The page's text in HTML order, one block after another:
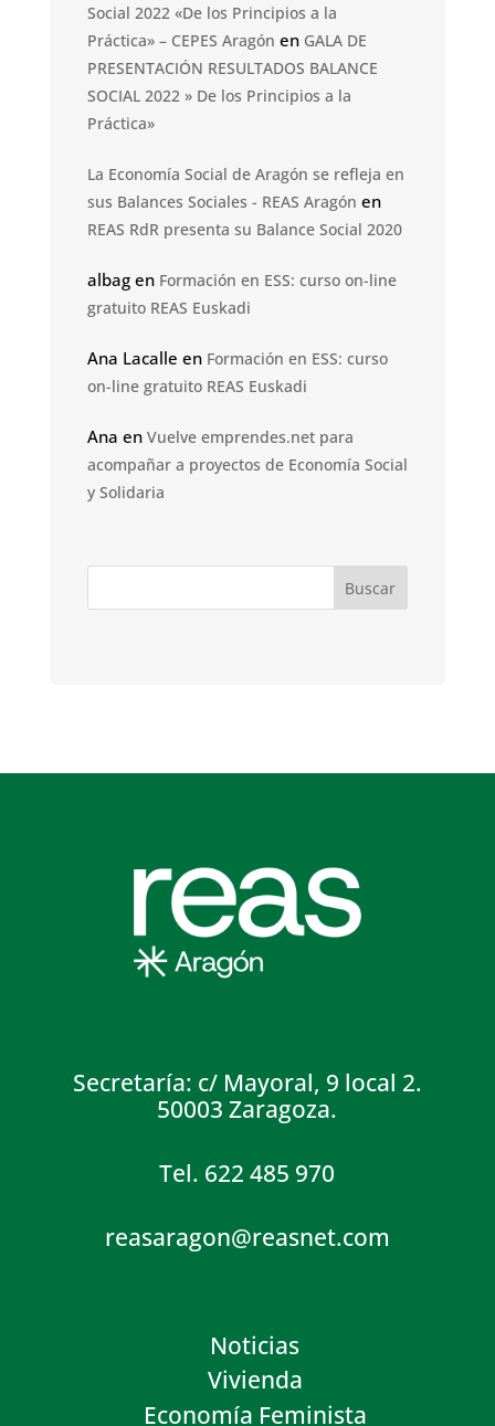
Social 2022 «De los Principios a la
Práctica» – CEPES Aragón en GALA DE
PRESENTACIÓN RESULTADOS BALANCE
SOCIAL 2022 » De los Principios a la
Práctica»
La Economía Social de Aragón se refleja en
sus Balances Sociales - REAS Aragón en
REAS RdR presenta su Balance Social 2020
albagen Formación en ESS: curso on-line
gratuito REAS Euskadi
Ana Lacalle en Formación en ESS: curso
on-line gratuito REAS Euskadi
Ana en Vuelve emprendes.net para
acompañar a proyectos de Economía Social
y Solidaria
Secretaría: c/ Mayoral, 9 local 2.
50003 Zaragoza.
Tel. 622 485 970
reasaragon@reasnet.com
Noticias
Vivienda
Economía Feminista